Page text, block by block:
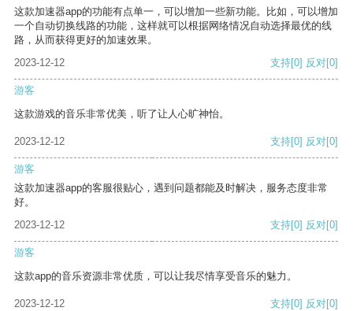
这款加速器app的功能有点单一，可以增加一些新功能。比如，可以增加
一个自动切换线路的功能，这样就可以根据网络情况自动选择最优的线
路，从而获得更好的加速效果。
2023-12-12
支持[0] 反对[0]
游客
这款游戏的音乐非常优美，听了让人心旷神怡。
2023-12-12 支持[0] 反对[0]
游客
这款加速器app的客服很贴心，遇到问题都能及时解决，服务态度非常
好。
2023-12-12
支持[0] 反对[0]
游客
这款app的音乐资源非常优质，可以让我尽情享受音乐的魅力。
2023-12-12 支持[0] 反对[0]